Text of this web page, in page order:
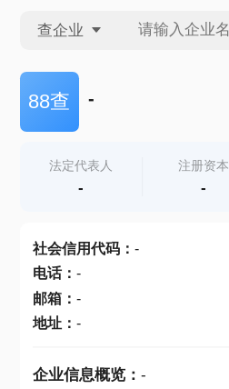
查企业
查企业
查产地
88查 -
法定代表人
-
注册资本
-
社会信用代码： -
电话： -
邮箱： -
地址： -
企业信息概览： -